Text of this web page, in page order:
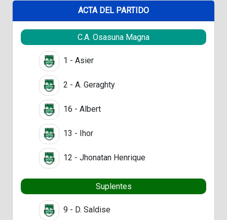
ACTA DEL PARTIDO
C.A. Osasuna Magna
1 - Asier
2 - A. Geraghty
16 - Albert
13 - Ihor
12 - Jhonatan Henrique
Suplentes
9 - D. Saldise